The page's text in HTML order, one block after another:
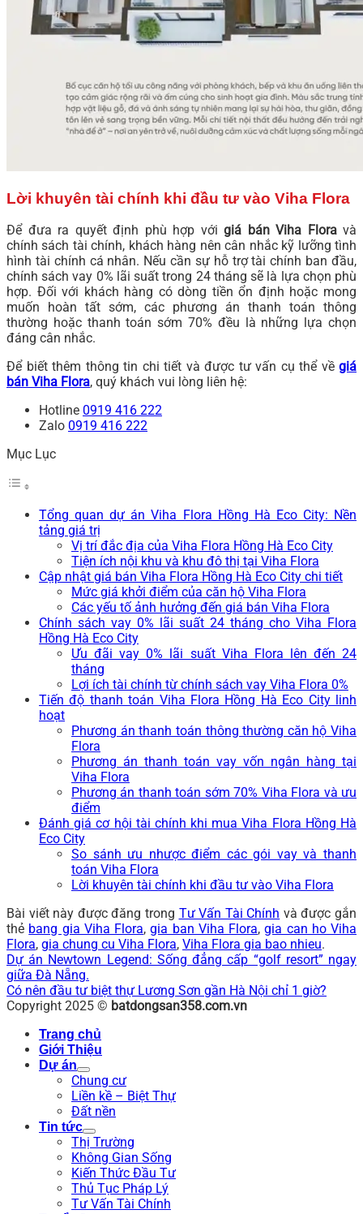
Lời khuyên tài chính khi đầu tư vào Viha Flora
Để đưa ra quyết định phù hợp với giá bán Viha Floravà
chính sách tài chính, khách hàng nên cân nhắc kỹ lưỡng tình
hình tài chính cá nhân. Nếu cần sự hỗ trợ tài chính ban đầu,
chính sách vay 0% lãi suất trong 24 tháng sẽ là lựa chọn phù
hợp. Đối với khách hàng có dòng tiền ổn định hoặc mong
muốn hoàn tất sớm, các phương án thanh toán thông
thường hoặc thanh toán sớm 70% đều là những lựa chọn
đáng cân nhắc.
Để biết thêm thông tin chi tiết và được tư vấn cụ thể về giá
bán Viha Flora, quý khách vui lòng liên hệ:
Hotline 0919 416 222
Zalo 0919 416 222
Mục Lục
Tổng quan dự án Viha Flora Hồng Hà Eco City: Nền
tảng giá trị
Vị trí đắc địa của Viha Flora Hồng Hà Eco City
Tiện ích nội khu và khu đô thị tại Viha Flora
Cập nhật giá bán Viha Flora Hồng Hà Eco City chi tiết
Mức giá khởi điểm của căn hộ Viha Flora
Các yếu tố ảnh hưởng đến giá bán Viha Flora
Chính sách vay 0% lãi suất 24 tháng cho Viha Flora
Hồng Hà Eco City
Ưu đãi vay 0% lãi suất Viha Flora lên đến 24
tháng
Lợi ích tài chính từ chính sách vay Viha Flora 0%
Tiến độ thanh toán Viha Flora Hồng Hà Eco City linh
hoạt
Phương án thanh toán thông thường căn hộ Viha
Flora
Phương án thanh toán vay vốn ngân hàng tại
Viha Flora
Phương án thanh toán sớm 70% Viha Flora và ưu
điểm
Đánh giá cơ hội tài chính khi mua Viha Flora Hồng Hà
Eco City
So sánh ưu nhược điểm các gói vay và thanh
toán Viha Flora
Lời khuyên tài chính khi đầu tư vào Viha Flora
Bài viết này được đăng trong Tư Vấn Tài Chính và được gắn
thẻ bang gia Viha Flora,gia ban Viha Flora,gia can ho Viha
Flora, gia chung cu Viha Flora, Viha Flora gia bao nhieu.
Dự án Newtown Legend: Sống đẳng cấp “golf resort” ngay
giữa Đà Nẵng.
Có nên đầu tư biệt thự Lương Sơn gần Hà Nội chỉ 1 giờ?
Copyright 2025 © batdongsan358.com.vn
Trang chủ
Giới Thiệu
Dự án
Chung cư
Liền kề – Biệt Thự
Đất nền
Tin tức
Thị Trường
Không Gian Sống
Kiến Thức Đầu Tư
Thủ Tục Pháp Lý
Tư Vấn Tài Chính